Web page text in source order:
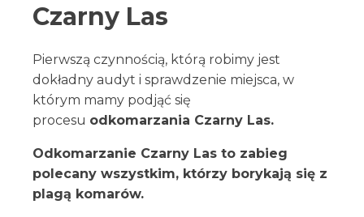
Czarny Las
Pierwszą czynnością, którą robimy jest
dokładny audyt i sprawdzenie miejsca, w
którym mamy podjąć się
procesu odkomarzania Czarny Las.
Odkomarzanie Czarny Las to zabieg
polecany wszystkim, którzy borykają się z
plagą komarów.